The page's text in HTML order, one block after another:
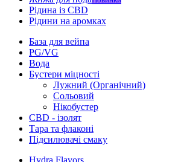
Рідина із CBD
Рідини на аромках
База для вейпа
PG/VG
Вода
Бустери міцності
Лужний (Органічний)
Сольовий
Нікобустер
CBD - ізолят
Тара та флаконі
Підсилювачі смаку
Hydra Flavors